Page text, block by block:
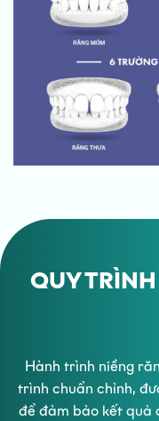
QUY
Hành trình niềng
trình chuẩn chỉnh,
để đảm bảo kết quả